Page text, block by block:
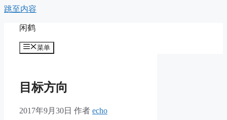
跳至内容
闲鹤
菜单
目标方向
2017年9月30日 作者 echo